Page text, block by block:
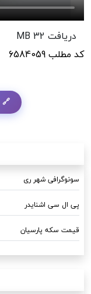
دریافت 32 MB
کد مطلب6584059
سونوگرافی شهر ری
پی ال سی اشنایدر
قیمت سکه پارسیان